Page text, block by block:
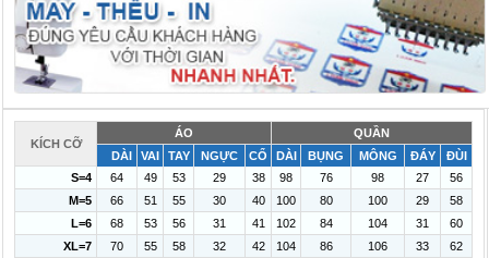
KÍCH CỠ
ÁO
QUẦN
DÀI
VAI TAY NGỰC CỔ DÀI BỤNG MÔNG ĐÁY
ĐÙI
S=4
64 49 53 29 38 98 76 98 27
56
M=5
66 51 55 30 40 100 80 100 29
58
L=6
68 53 56 31 41 102 84 104 31
60
XL=7
70 55 58 32 42 104 86 106 33
62